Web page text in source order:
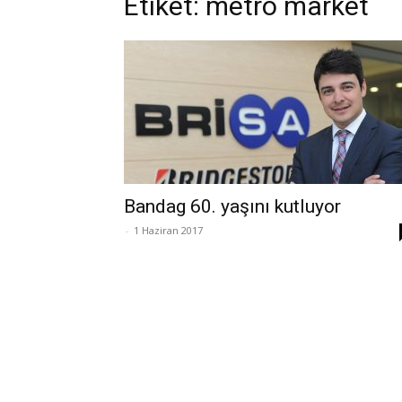
Bandag 60. yaşını kutluyor
- 1 Haziran 2017